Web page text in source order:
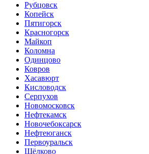
Рубцовск
Копейск
Пятигорск
Красногорск
Майкоп
Коломна
Одинцово
Ковров
Хасавюрт
Кисловодск
Серпухов
Новомосковск
Нефтекамск
Новочебоксарск
Нефтеюганск
Первоуральск
Щёлково